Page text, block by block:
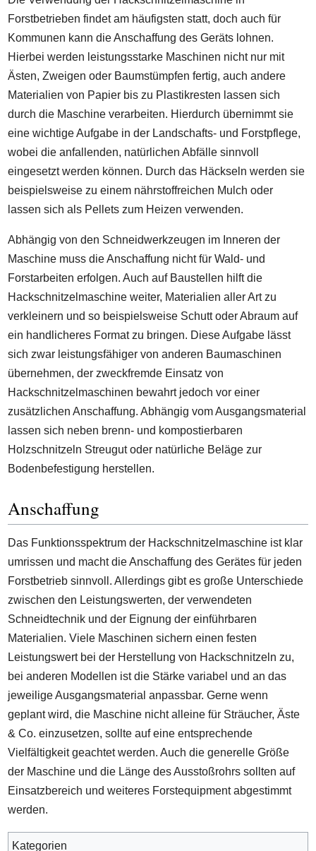
Forstbetrieben findet am häufigsten statt, doch auch für
Kommunen kann die Anschaffung des Geräts lohnen.
Hierbei werden leistungsstarke Maschinen nicht nur mit
Ästen, Zweigen oder Baumstümpfen fertig, auch andere
Materialien von Papier bis zu Plastikresten lassen sich
durch die Maschine verarbeiten. Hierdurch übernimmt sie
eine wichtige Aufgabe in der Landschafts- und Forstpflege,
wobei die anfallenden, natürlichen Abfälle sinnvoll
eingesetzt werden können. Durch das Häckseln werden sie
beispielsweise zu einem nährstoffreichen Mulch oder
lassen sich als Pellets zum Heizen verwenden.
Abhängig von den Schneidwerkzeugen im Inneren der
Maschine muss die Anschaffung nicht für Wald- und
Forstarbeiten erfolgen. Auch auf Baustellen hilft die
Hackschnitzelmaschine weiter, Materialien aller Art zu
verkleinern und so beispielsweise Schutt oder Abraum auf
ein handlicheres Format zu bringen. Diese Aufgabe lässt
sich zwar leistungsfähiger von anderen Baumaschinen
übernehmen, der zweckfremde Einsatz von
Hackschnitzelmaschinen bewahrt jedoch vor einer
zusätzlichen Anschaffung. Abhängig vom Ausgangsmaterial
lassen sich neben brenn- und kompostierbaren
Holzschnitzeln Streugut oder natürliche Beläge zur
Bodenbefestigung herstellen.
Anschaffung
Das Funktionsspektrum der Hackschnitzelmaschine ist klar
umrissen und macht die Anschaffung des Gerätes für jeden
Forstbetrieb sinnvoll. Allerdings gibt es große Unterschiede
zwischen den Leistungswerten, der verwendeten
Schneidtechnik und der Eignung der einführbaren
Materialien. Viele Maschinen sichern einen festen
Leistungswert bei der Herstellung von Hackschnitzeln zu,
bei anderen Modellen ist die Stärke variabel und an das
jeweilige Ausgangsmaterial anpassbar. Gerne wenn
geplant wird, die Maschine nicht alleine für Sträucher, Äste
& Co. einzusetzen, sollte auf eine entsprechende
Vielfältigkeit geachtet werden. Auch die generelle Größe
der Maschine und die Länge des Ausstoßrohrs sollten auf
Einsatzbereich und weiteres Forstequipment abgestimmt
werden.
Kategorien